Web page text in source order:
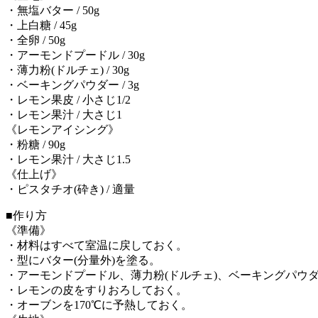
・無塩バター / 50g
・上白糖 / 45g
・全卵 / 50g
・アーモンドプードル / 30g
・薄力粉(ドルチェ) / 30g
・ベーキングパウダー / 3g
・レモン果皮 / 小さじ1/2
・レモン果汁 / 大さじ1
《レモンアイシング》
・粉糖 / 90g
・レモン果汁 / 大さじ1.5
《仕上げ》
・ピスタチオ(砕き) / 適量
■作り方
《準備》
・材料はすべて室温に戻しておく。
・型にバター(分量外)を塗る。
・アーモンドプードル、薄力粉(ドルチェ)、ベーキングパウ
・レモンの皮をすりおろしておく。
・オーブンを170℃に予熱しておく。